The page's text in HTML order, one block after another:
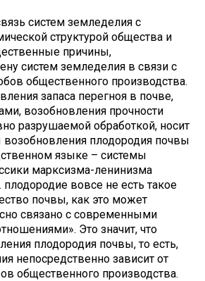
систем земледелия с
структурой общества и
причины,
систем земледелия в связи с
общественного производства.
запаса перегноя в почве,
возобновления прочности
разрушаемой обработкой, носит
возобновления плодородия почвы
языке – системы
марксизма-ленинизма
плодородие вовсе не есть такое
почвы, как это может
связано с современными
Это значит, что
плодородия почвы, то есть,
непосредственно зависит от
общественного производства.